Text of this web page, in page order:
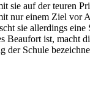
sie auf der teuren
nur einem Ziel vor
sie allerdings
Beaufort ist, macht
der Schule